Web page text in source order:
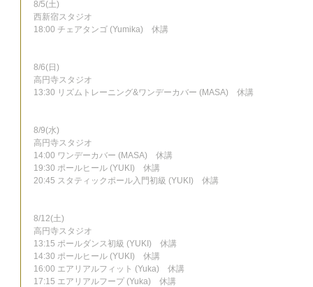
8/5(土)
西新宿スタジオ
18:00 チェアタンゴ (Yumika)　休講
8/6(日)
高円寺スタジオ
13:30 リズムトレーニング&ワンデーカバー (MASA)　休講
8/9(水)
高円寺スタジオ
14:00 ワンデーカバー (MASA)　休講
19:30 ポールヒール (YUKI)　休講
20:45 スタティックポール入門初級 (YUKI)　休講
8/12(土)
高円寺スタジオ
13:15 ポールダンス初級 (YUKI)　休講
14:30 ポールヒール (YUKI)　休講
16:00 エアリアルフィット (Yuka)　休講
17:15 エアリアルフープ (Yuka)　休講